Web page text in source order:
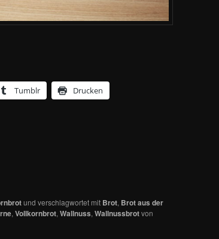
Tumblr Drucken
und verschlagwortet mit Brot, Brot aus der
, Vollkornbrot, Wallnuss, Wallnussbrotvon